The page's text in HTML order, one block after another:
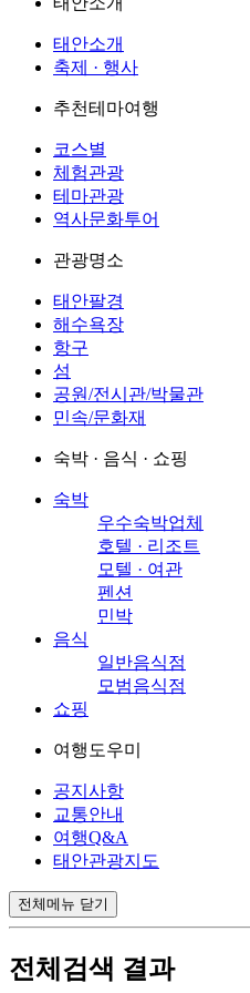
태안소개
축제 · 행사
추천테마여행
코스별
체험관광
테마관광
역사문화투어
관광명소
태안팔경
해수욕장
항구
섬
공원/전시관/박물관
민속/문화재
숙박 · 음식 · 쇼핑
숙박
우수숙박업체
호텔 · 리조트
모텔 · 여관
펜션
민박
음식
일반음식점
모범음식점
쇼핑
여행도우미
공지사항
교통안내
여행Q&A
태안관광지도
전체메뉴 닫기
전체검색 결과